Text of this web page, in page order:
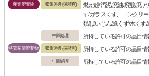
産業廃棄物 収集運搬(保積有)
燃え殻/汚泥/廃油/廃酸/廃
ず/ガラスくず、コンクリ
類/ばいじん/紙くず/木くず
中間処理 所持している許可の品目
特管産業廃棄物 収集運搬(保積無) 所持している許可の品目
中間処理 所持している許可の品目